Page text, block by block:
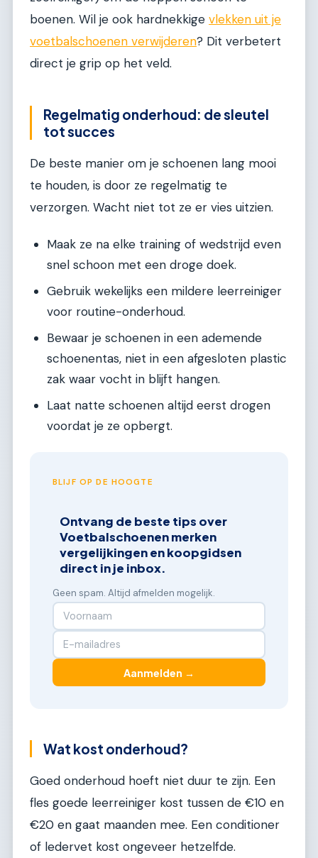
boenen. Wil je ook hardnekkige vlekken uit je
voetbalschoenen verwijderen? Dit verbetert
direct je grip op het veld.
Regelmatig onderhoud: de sleutel
tot succes
De beste manier om je schoenen lang mooi
te houden, is door ze regelmatig te
verzorgen. Wacht niet tot ze er vies uitzien.
Maak ze na elke training of wedstrijd even
snel schoon met een droge doek.
Gebruik wekelijks een mildere leerreiniger
voor routine-onderhoud.
Bewaar je schoenen in een ademende
schoenentas, niet in een afgesloten plastic
zak waar vocht in blijft hangen.
Laat natte schoenen altijd eerst drogen
voordat je ze opbergt.
BLIJF OP DE HOOGTE
Ontvang de beste tips over
Voetbalschoenen merken
vergelijkingen en koopgidsen
direct in je inbox.
Geen spam. Altijd afmelden mogelijk.
Aanmelden →
Wat kost onderhoud?
Goed onderhoud hoeft niet duur te zijn. Een
fles goede leerreiniger kost tussen de €10 en
€20 en gaat maanden mee. Een conditioner
of ledervet kost ongeveer hetzelfde.